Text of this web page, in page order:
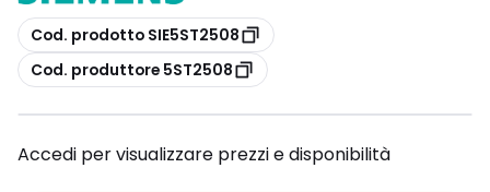
copia
Cod. prodotto SIE5ST2508
copia
Cod. produttore 5ST2508
Accedi per visualizzare prezzi e disponibilità